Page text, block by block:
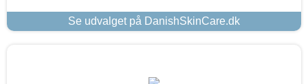
Se udvalget på DanishSkinCare.dk